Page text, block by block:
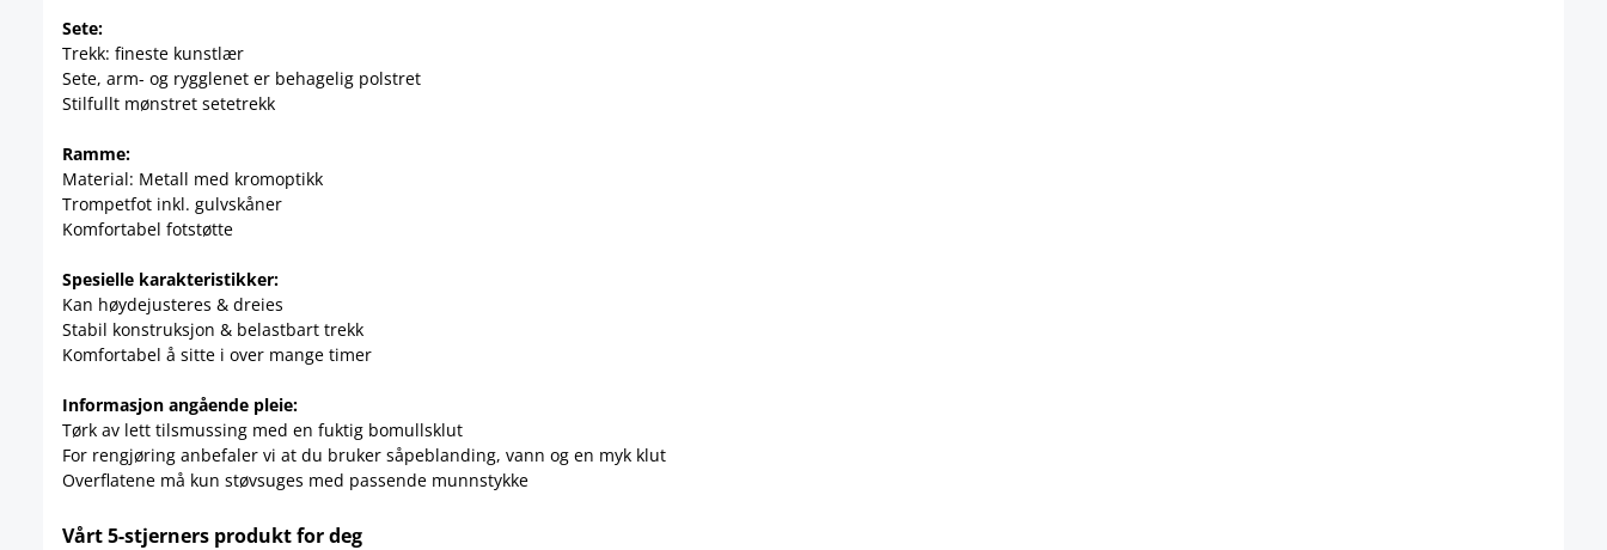
Sete:
Trekk: fineste kunstlær
Sete, arm- og rygglenet er behagelig polstret
Stilfullt mønstret setetrekk
Ramme:
Material: Metall med kromoptikk
Trompetfot inkl. gulvskåner
Komfortabel fotstøtte
Spesielle karakteristikker:
Kan høydejusteres & dreies
Stabil konstruksjon & belastbart trekk
Komfortabel å sitte i over mange timer
Informasjon angående pleie:
Tørk av lett tilsmussing med en fuktig bomullsklut
For rengjøring anbefaler vi at du bruker såpeblanding, vann og en myk klut
Overflatene må kun støvsuges med passende munnstykke
Vårt 5-stjerners produkt for deg